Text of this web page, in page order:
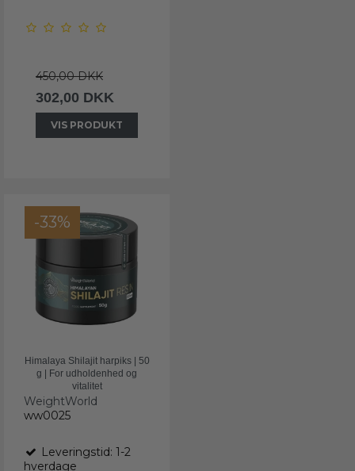
450,00 DKK
302,00 DKK
VIS PRODUKT
-33%
Himalaya Shilajit harpiks | 50
g | For udholdenhed og
vitalitet
WeightWorld
ww0025
Leveringstid: 1-2
hverdage